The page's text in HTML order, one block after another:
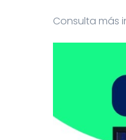
Consulta más